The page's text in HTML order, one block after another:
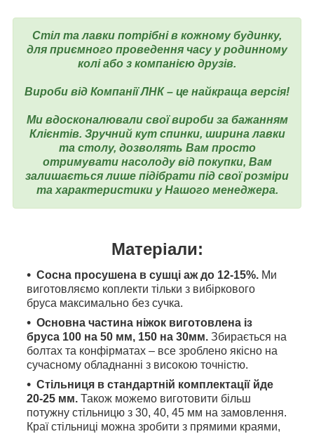
Стіл та лавки потрібні в кожному будинку,
для приємного проведення часу у родинному
колі або з компанією друзів.
Вироби від Компанії ЛНК – це найкраща версія!
Ми вдосконалювали свої вироби за бажанням
Клієнтів. Зручний кут спинки, ширина лавки
та столу, дозволять Вам просто
отримувати насолоду від покупки, Вам
залишається лише підібрати під свої розміри
та характеристики у Нашого менеджера.
Матеріали:
Сосна просушена в сушці аж до 12-15%. Ми
виготовляємо коплекти тільки з вибіркового
бруса максимально без сучка.
Основна частина ніжок виготовлена ​​із
бруса 100 на 50 мм, 150 на 30мм. Збирається на
болтах та конфірматах – все зроблено якісно на
сучасному обладнанні з високою точністю.
Стільниця в стандартній комплектації йде
20-25 мм. Також можемо виготовити більш
потужну стільницю з 30, 40, 45 мм на замовлення.
Краї стільниці можна зробити з прямими краями,